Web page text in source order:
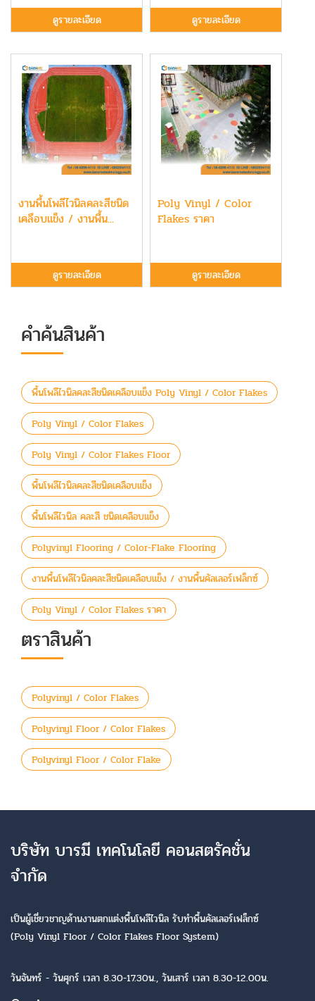
ดูรายละเอียด ดูรายละเอียด
งานพื้นโพลีไวนิลคละสีชนิด
เคลือบแข็ง / งานพื้น...
ดูรายละเอียด
Poly Vinyl / Color
Flakes ราคา
ดูรายละเอียด
คำค้นสินค้า
พื้นโพลีไวนิลคละสีชนิดเคลือบแข็ง Poly Vinyl / Color Flakes
Poly Vinyl / Color Flakes
Poly Vinyl / Color Flakes Floor
พื้นโพลีไวนิลคละสีชนิดเคลือบแข็ง
พื้นโพลีไวนิล คละสี ชนิดเคลือบแข็ง
Polyvinyl Flooring / Color-Flake Flooring
งานพื้นโพลีไวนิลคละสีชนิดเคลือบแข็ง / งานพื้นคัลเลอร์เฟล็กซ์
Poly Vinyl / Color Flakes ราคา
ตราสินค้า
Polyvinyl / Color Flakes
Polyvinyl Floor / Color Flakes
Polyvinyl Floor / Color Flake
บริษัท บารมี เทคโนโลยี คอนสตรัคชั่น
จำกัด
เป็นผู้เชี่ยวชาญด้านงานตกแต่งพื้นโพลีไวนิล รับทำพื้นคัลเลอร์เฟล็กซ์
(Poly Vinyl Floor / Color Flakes Floor System)
วันจันทร์ - วันศุกร์ เวลา 8.30-17.30น., วันเสาร์ เวลา 8.30-12.00น.